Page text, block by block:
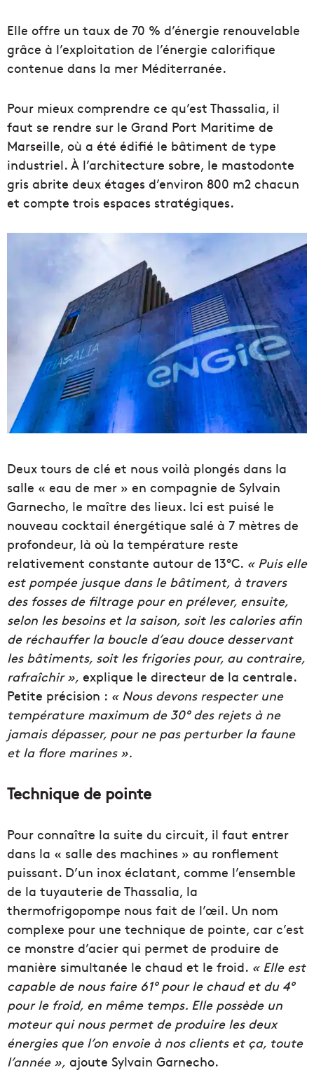
Elle offre un taux de 70 % d’énergie renouvelable
grâce à l’exploitation de l’énergie calorifique
contenue dans la mer Méditerranée.
Pour mieux comprendre ce qu’est Thassalia, il
faut se rendre sur le Grand Port Maritime de
Marseille, où a été édifié le bâtiment de type
industriel. À l’architecture sobre, le mastodonte
gris abrite deux étages d’environ 800 m2 chacun
et compte trois espaces stratégiques.
Deux tours de clé et nous voilà plongés dans la
salle « eau de mer » en compagnie de Sylvain
Garnecho, le maître des lieux. Ici est puisé le
nouveau cocktail énergétique salé à 7 mètres de
profondeur, là où la température reste
relativement constante autour de 13°C. « Puis elle
est pompée jusque dans le bâtiment, à travers
des fosses de filtrage pour en prélever, ensuite,
selon les besoins et la saison, soit les calories afin
de réchauffer la boucle d’eau douce desservant
les bâtiments, soit les frigories pour, au contraire,
rafraîchir », explique le directeur de la centrale.
Petite précision : « Nous devons respecter une
température maximum de 30° des rejets à ne
jamais dépasser, pour ne pas perturber la faune
et la flore marines ».
Technique de pointe
Pour connaître la suite du circuit, il faut entrer
dans la « salle des machines » au ronflement
puissant. D’un inox éclatant, comme l’ensemble
de la tuyauterie de Thassalia, la
thermofrigopompe nous fait de l’œil. Un nom
complexe pour une technique de pointe, car c’est
ce monstre d’acier qui permet de produire de
manière simultanée le chaud et le froid. « Elle est
capable de nous faire 61° pour le chaud et du 4°
pour le froid, en même temps. Elle possède un
moteur qui nous permet de produire les deux
énergies que l’on envoie à nos clients et ça, toute
l’année », ajoute Sylvain Garnecho.